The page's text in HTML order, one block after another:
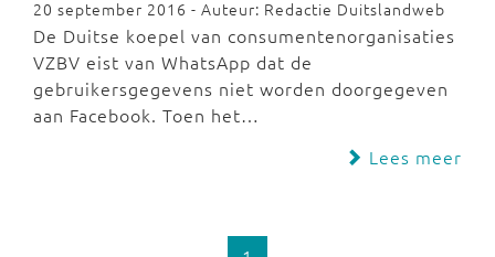
20 september 2016 - Auteur: Redactie Duitslandweb
De Duitse koepel van consumentenorganisaties
VZBV eist van WhatsApp dat de
gebruikersgegevens niet worden doorgegeven
aan Facebook. Toen het…
Lees meer